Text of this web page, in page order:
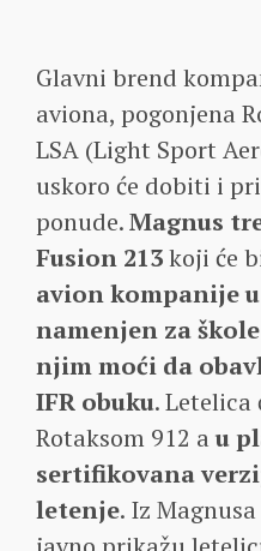
Glavni brend
aviona, pogonjena
LSA (Light Sport
uskoro će dobiti i
ponude.Magnus
Fusion 213koji će
avion kompanije
namenjen za
njim moći da
IFR obuku. Letelica
Rotaksom 912 a u
sertifikovana
letenje. Iz